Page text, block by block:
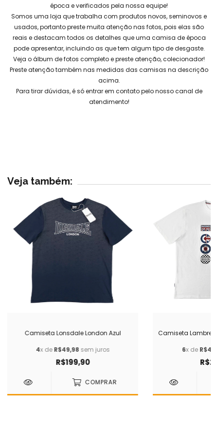
época e verificados pela nossa equipe!
Somos uma loja que trabalha com produtos novos, seminovos e
usados, portanto preste muita atenção nas fotos, pois elas são
reais e destacam todos os detalhes que uma camisa de época
pode apresentar, incluindo as que tem algum tipo de desgaste.
Veja o álbum de fotos completo e preste atenção, colecionador!
Preste atenção também nas medidas das camisas na descrição
acima.
Para tirar dúvidas, é só entrar em contato pelo nosso canal de
atendimento!
Veja também:
Camiseta Lonsdale London Azul
4x deR$49,98 sem juros
R$199,90
COMPRAR
Camiseta
6x de